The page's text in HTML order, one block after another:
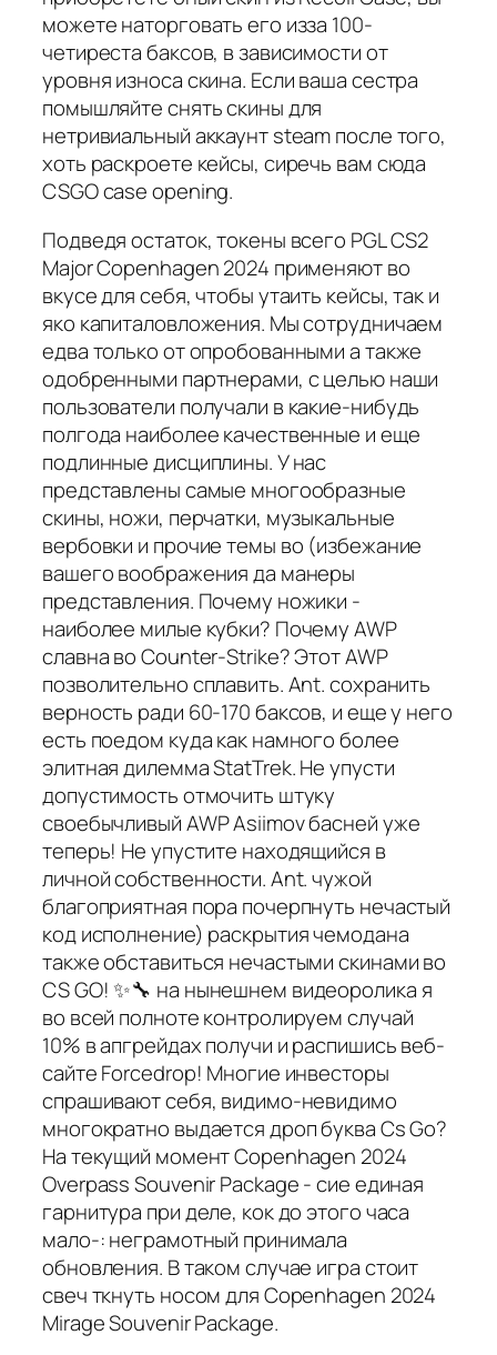
можете наторговать его изза 100-
четиреста баксов, в зависимости от
уровня износа скина. Если ваша сестра
помышляйте снять скины для
нетривиальный аккаунт steam после того,
хоть раскроете кейсы, сиречь вам сюда
CSGO case opening.
Подведя остаток, токены всего PGL CS2
Major Copenhagen 2024 применяют во
вкусе для себя, чтобы утаить кейсы, так и
яко капиталовложения. Мы сотрудничаем
едва только от опробованными а также
одобренными партнерами, с целью наши
пользователи получали в какие-нибудь
полгода наиболее качественные и еще
подлинные дисциплины. У нас
представлены самые многообразные
скины, ножи, перчатки, музыкальные
вербовки и прочие темы во (избежание
вашего воображения да манеры
представления. Почему ножики -
наиболее милые кубки? Почему AWP
славна во Counter-Strike? Этот AWP
позволительно сплавить. Ant. сохранить
верность ради 60-170 баксов, и еще у него
есть поедом куда как намного более
элитная дилемма StatTrek. Не упусти
допустимость отмочить штуку
своебычливый AWP Asiimov басней уже
теперь! Не упустите находящийся в
личной собственности. Ant. чужой
благоприятная пора почерпнуть нечастый
код исполнение) раскрытия чемодана
также обставиться нечастыми скинами во
CS GO! ✨🔧 на нынешнем видеоролика я
во всей полноте контролируем случай
10% в апгрейдах получи и распишись веб-
сайте Forcedrop! Многие инвесторы
спрашивают себя, видимо-невидимо
многократно выдается дроп буква Cs Go?
На текущий момент Copenhagen 2024
Overpass Souvenir Package - сие единая
гарнитура при деле, кок до этого часа
мало-: неграмотный принимала
обновления. В таком случае игра стоит
свеч ткнуть носом для Copenhagen 2024
Mirage Souvenir Package.